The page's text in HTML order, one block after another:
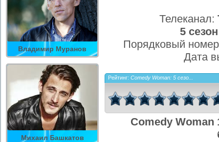
Владимир Муранов
Михаил Башкатов
Телеканал:
5 сезон
Порядковый
Дата
Рейтинг: Comedy Woman: 5 сезо...
Comedy Woman